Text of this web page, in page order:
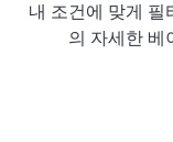
내 조건에 맞게
의 자세한 베